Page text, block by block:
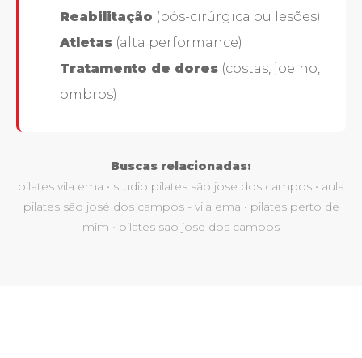
Reabilitação (pós-cirúrgica ou lesões)
Atletas (alta performance)
Tratamento de dores (costas, joelho,
ombros)
Buscas relacionadas:
pilates vila ema • studio pilates são jose dos campos • aula
pilates são josé dos campos - vila ema • pilates perto de
mim • pilates são jose dos campos